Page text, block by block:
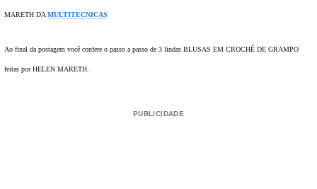
MARETH DA MULTITECNICAS
Ao final da postagem você confere o passo a passo de 3 lindas BLUSAS EM CROCHÊ DE GRAMPO
feitas por HELEN MARETH.
PUBLICIDADE